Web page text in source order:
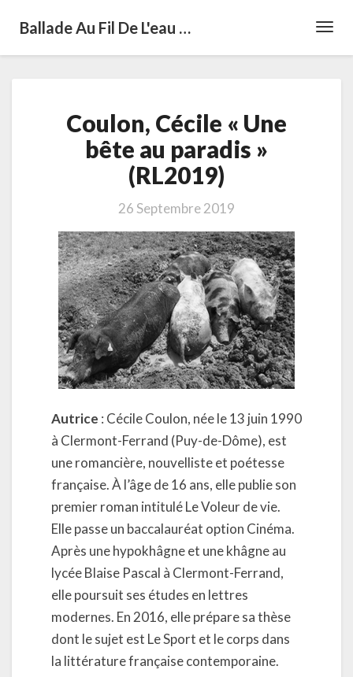
Ballade Au Fil De L'eau …
Cécile
«
Une
bête
au
paradis
(RL2019)
Coulon, Cécile « Une
bête au paradis »
(RL2019)
26 Septembre 2019
Autrice : Cécile Coulon, née le 13 juin 1990
à Clermont-Ferrand (Puy-de-Dôme), est
une romancière, nouvelliste et poétesse
française. À l’âge de 16 ans, elle publie son
premier roman intitulé Le Voleur de vie.
Elle passe un baccalauréat option Cinéma.
Après une hypokhâgne et une khâgne au
lycée Blaise Pascal à Clermont-Ferrand,
elle poursuit ses études en lettres
modernes. En 2016, elle prépare sa thèse
dont le sujet est Le Sport et le corps dans
la littérature française contemporaine.